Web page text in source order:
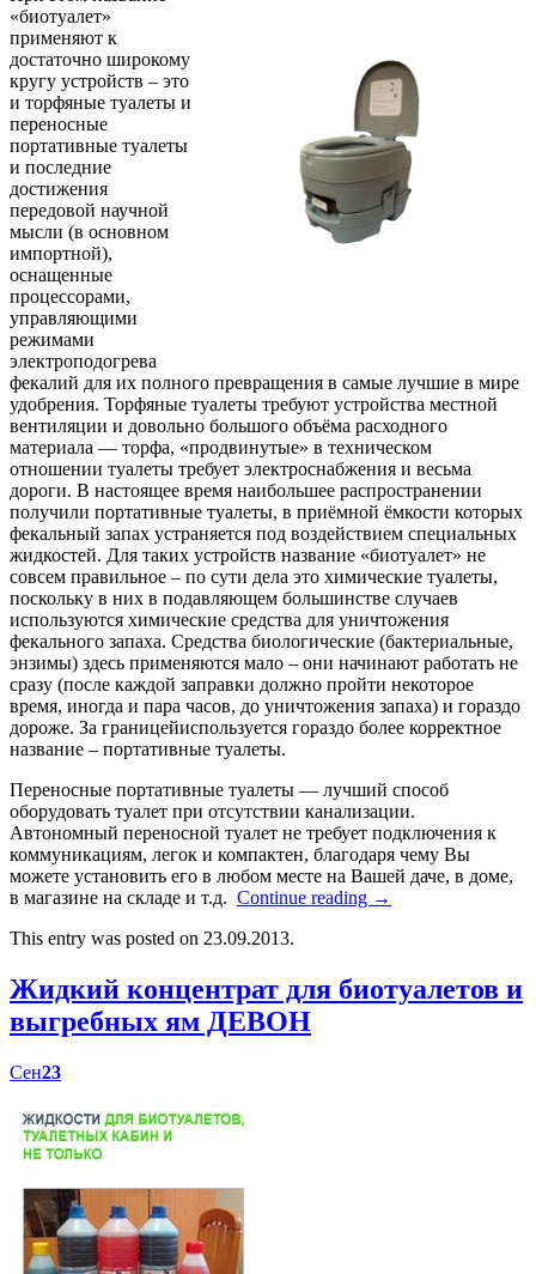
«биотуалет»
применяют к
достаточно широкому
кругу устройств – это
и торфяные туалеты и
переносные
портативные туалеты
и последние
достижения
передовой научной
мысли (в основном
импортной),
оснащенные
процессорами,
управляющими
режимами
электроподогрева
фекалий для их полного превращения в самые лучшие в мире
удобрения. Торфяные туалеты требуют устройства местной
вентиляции и довольно большого объёма расходного
материала — торфа, «продвинутые» в техническом
отношении туалеты требует электроснабжения и весьма
дороги. В настоящее время наибольшее распространении
получили портативные туалеты, в приёмной ёмкости которых
фекальный запах устраняется под воздействием специальных
жидкостей. Для таких устройств название «биотуалет» не
совсем правильное – по сути дела это химические туалеты,
поскольку в них в подавляющем большинстве случаев
используются химические средства для уничтожения
фекального запаха. Средства биологические (бактериальные,
энзимы) здесь применяются мало – они начинают работать не
сразу (после каждой заправки должно пройти некоторое
время, иногда и пара часов, до уничтожения запаха) и гораздо
дороже. За границейиспользуется гораздо более корректное
название – портативные туалеты.
Переносные портативные туалеты — лучший способ
оборудовать туалет при отсутствии канализации.
Автономный переносной туалет не требует подключения к
коммуникациям, легок и компактен, благодаря чему Вы
можете установить его в любом месте на Вашей даче, в доме,
в магазине на складе и т.д. Continue reading →
This entry was posted on 23.09.2013.
Жидкий концентрат для биотуалетов и
выгребных ям ДЕВОН
Сен23